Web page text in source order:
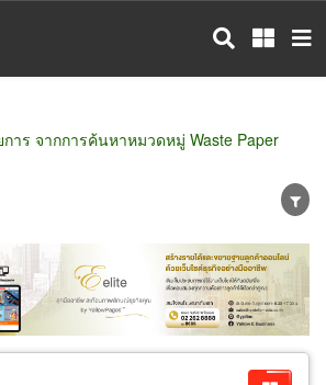
าร จากการค้นหาหมวดหมู่ Waste Paper
ปลีก ผู้ผลิต
ตัวแทนจัดจำหน่าย
ธุรกิจบริการ